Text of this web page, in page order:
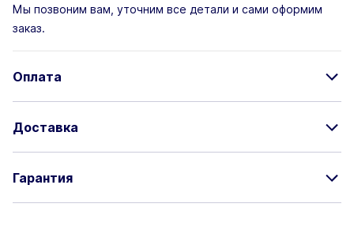
Мы позвоним вам, уточним все детали и сами оформим
заказ.
Оплата
Доставка
Гарантия